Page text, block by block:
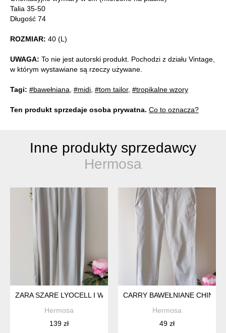
Talia 35-50
Długość 74
ROZMIAR: 40 (L)
UWAGA: To nie jest autorski produkt. Pochodzi z działu Vintage,
w którym wystawiane są rzeczy używane.
Tagi: #bawełniana #midi #tom tailor, #tropikalne wzory
Ten produkt sprzedaje osoba prywatna. Co to oznacza?
Inne produkty sprzedawcy
Hermosa
ZARA SZARE LYOCELL I WISKOZA
Hermosa
139 zł
CARRY BAWEŁNIANE
Hermosa
49 zł